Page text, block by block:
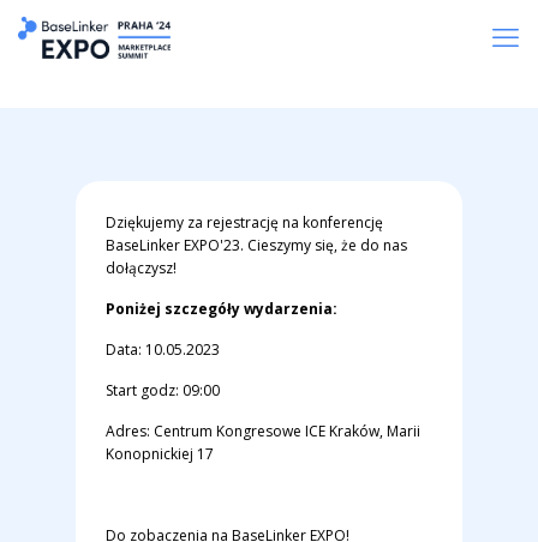
Dziękujemy za rejestrację na konferencję
BaseLinker EXPO'23. Cieszymy się, że do nas
dołączysz!
Poniżej szczegóły wydarzenia:
Data: 10.05.2023
Start godz: 09:00
Adres: Centrum Kongresowe ICE Kraków, Marii
Konopnickiej 17
Do zobaczenia na BaseLinker EXPO!